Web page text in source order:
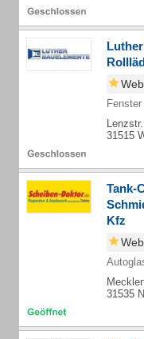
Fenster
31515
Tank-
Kfz
31535